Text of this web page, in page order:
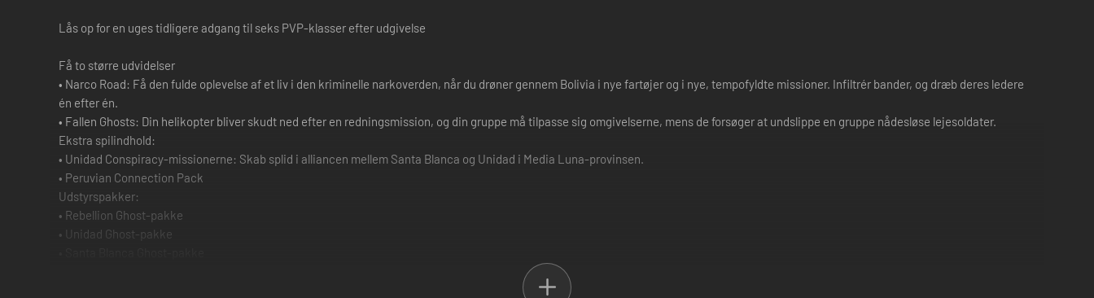
Lås op for en uges tidligere adgang til seks PVP-klasser efter udgivelse
Få to større udvidelser
• Narco Road: Få den fulde oplevelse af et liv i den kriminelle narkoverden, når du drøner gennem Bolivia i nye fartøjer og i nye, tempofyldte missioner. Infiltrér bander, og dræb deres ledere
én efter én.
• Fallen Ghosts: Din helikopter bliver skudt ned efter en redningsmission, og din gruppe må tilpasse sig omgivelserne, mens de forsøger at undslippe en gruppe nådesløse lejesoldater.
Ekstra spilindhold:
• Unidad Conspiracy-missionerne: Skab splid i alliancen mellem Santa Blanca og Unidad i Media Luna-provinsen.
• Peruvian Connection Pack
Udstyrspakker:
• Rebellion Ghost-pakke
• Unidad Ghost-pakke